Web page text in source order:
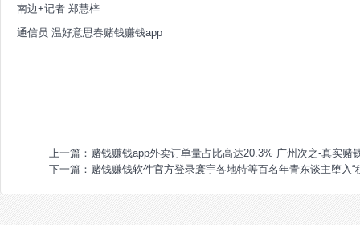
南边+记者 郑慧梓
通信员 温好意思春赌钱赚钱app
上一篇： 赌钱赚钱app外卖订单量占比高达20.3% 广州次之-真实赌
下一篇： 赌钱赚钱软件官方登录寰宇各地特等百名年青东谈主堕入“